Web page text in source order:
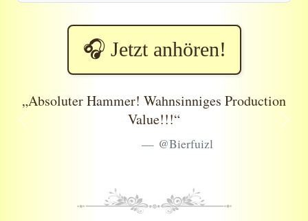
🎧 Jetzt anhören!
„Absoluter Hammer! Wahnsinniges Production
Value!!!“
@Bierfuizl
Zurück